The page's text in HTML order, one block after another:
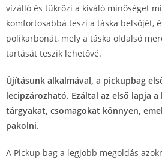
vízálló és tükrözi a kiváló minőséget
komfortosabbá teszi a táska belsőjét,
polikarbonát, mely a táska oldalsó
tartását teszik lehetővé.
Újításunk alkalmával, a pickupbag
lecipzározható. Ezáltal az első lapja
tárgyakat, csomagokat könnyen,
pakolni.
A Pickup bag a legjobb megoldás